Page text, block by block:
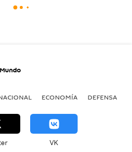
Mundo
ECONOMÍA DEFENSA
VK